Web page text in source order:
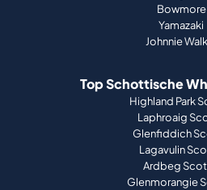
Bowmore
Yamazaki
Johnnie
Top Schottische
Highland Park
Laphroaig
Glenfiddich
Lagavulin
Ardbeg
Glenmorangie